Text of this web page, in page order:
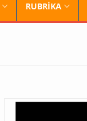
RUBRİKA